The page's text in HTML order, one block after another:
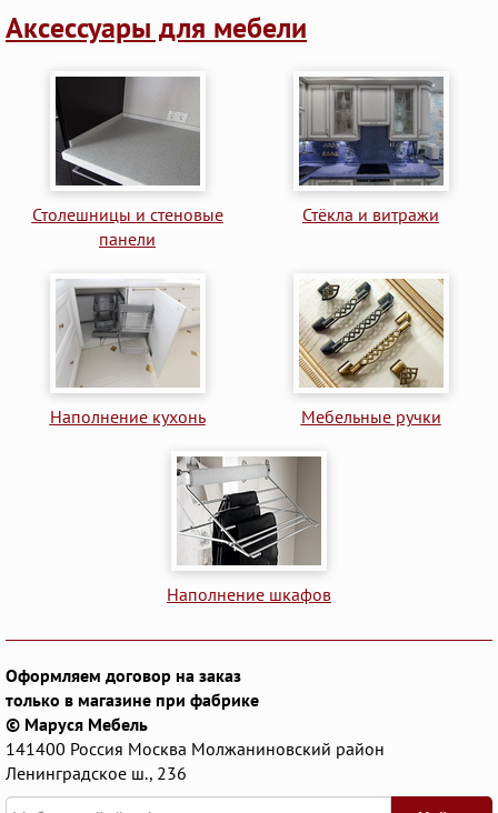
Аксессуары для мебели
Столешницы и стеновые
панели
Стёкла и витражи
Наполнение кухонь Мебельные ручки
Наполнение шкафов
Оформляем договор на заказ
только в магазине при фабрике
© Маруся Мебель
141400 Россия Москва Молжаниновский район
Ленинградское ш., 236